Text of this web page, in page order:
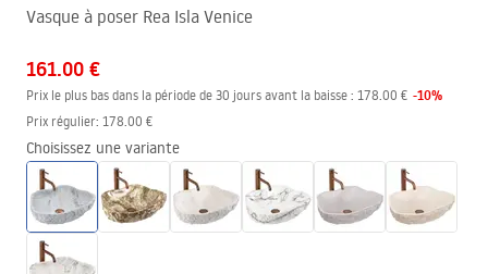
Vasque à poser Rea Isla Venice
161.00 €
Prix le plus bas dans la période de 30 jours avant la baisse : 178.00 € -10%
Prix régulier: 178.00 €
Choisissez une variante